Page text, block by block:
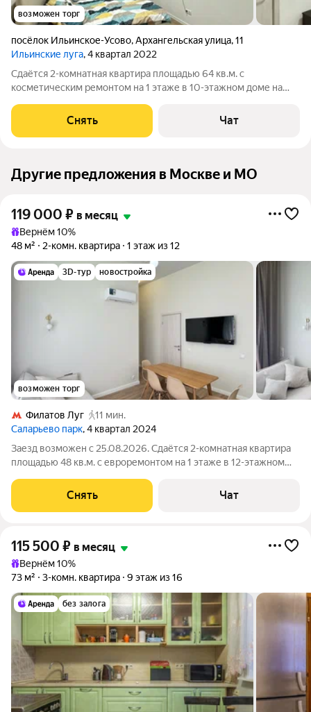
возможен торг
посёлок Ильинское-Усово,Архангельская улица,11
Ильинские луга, 4 квартал 2022
Сдаётся 2-комнатная квартира площадью 64 кв.м. с
косметическим ремонтом на 1 этаже в 10-этажном доме на
Стиральная машина Холодильник Микроволновка Пылесос
Дом - монолитный, окна
Снять Чат
Другие предложения в Москве и МО
119 000 ₽ в месяц
Вернём 10%
48 м²
2-комн. квартира 1 этаж из 12
3D-тур новостройка
возможен торг
Филатов Луг
11 мин.
Саларьево парк, 4 квартал 2024
Заезд возможен с 25.08.2026. Сдаётся 2-комнатная квартира
площадью 48 кв.м. с евроремонтом на 1 этаже в 12-этажном
Духовой шкаф Стиральная машина Сушильная машинаСнять Чат
115 500 ₽ в месяц
Вернём 10%
73 м²
3-комн. квартира 9 этаж из 16
без залога